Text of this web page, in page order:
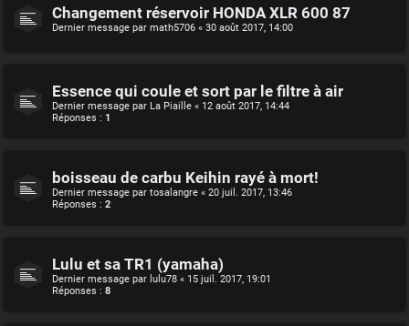
Changement réservoir HONDA XLR 600 87
Dernier message par math5706 « 30 août 2017, 14:00
Essence qui coule et sort par le filtre à air
Dernier message par La Piaille « 12 août 2017, 14:44
Réponses : 1
boisseau de carbu Keihin rayé à mort!
Dernier message par tosalangre « 20 juil. 2017, 13:46
Réponses : 2
Lulu et sa TR1 (yamaha)
Dernier message par lulu78 « 15 juil. 2017, 19:01
Réponses : 8